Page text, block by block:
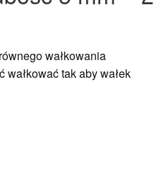
wałkowania
tak aby wałek